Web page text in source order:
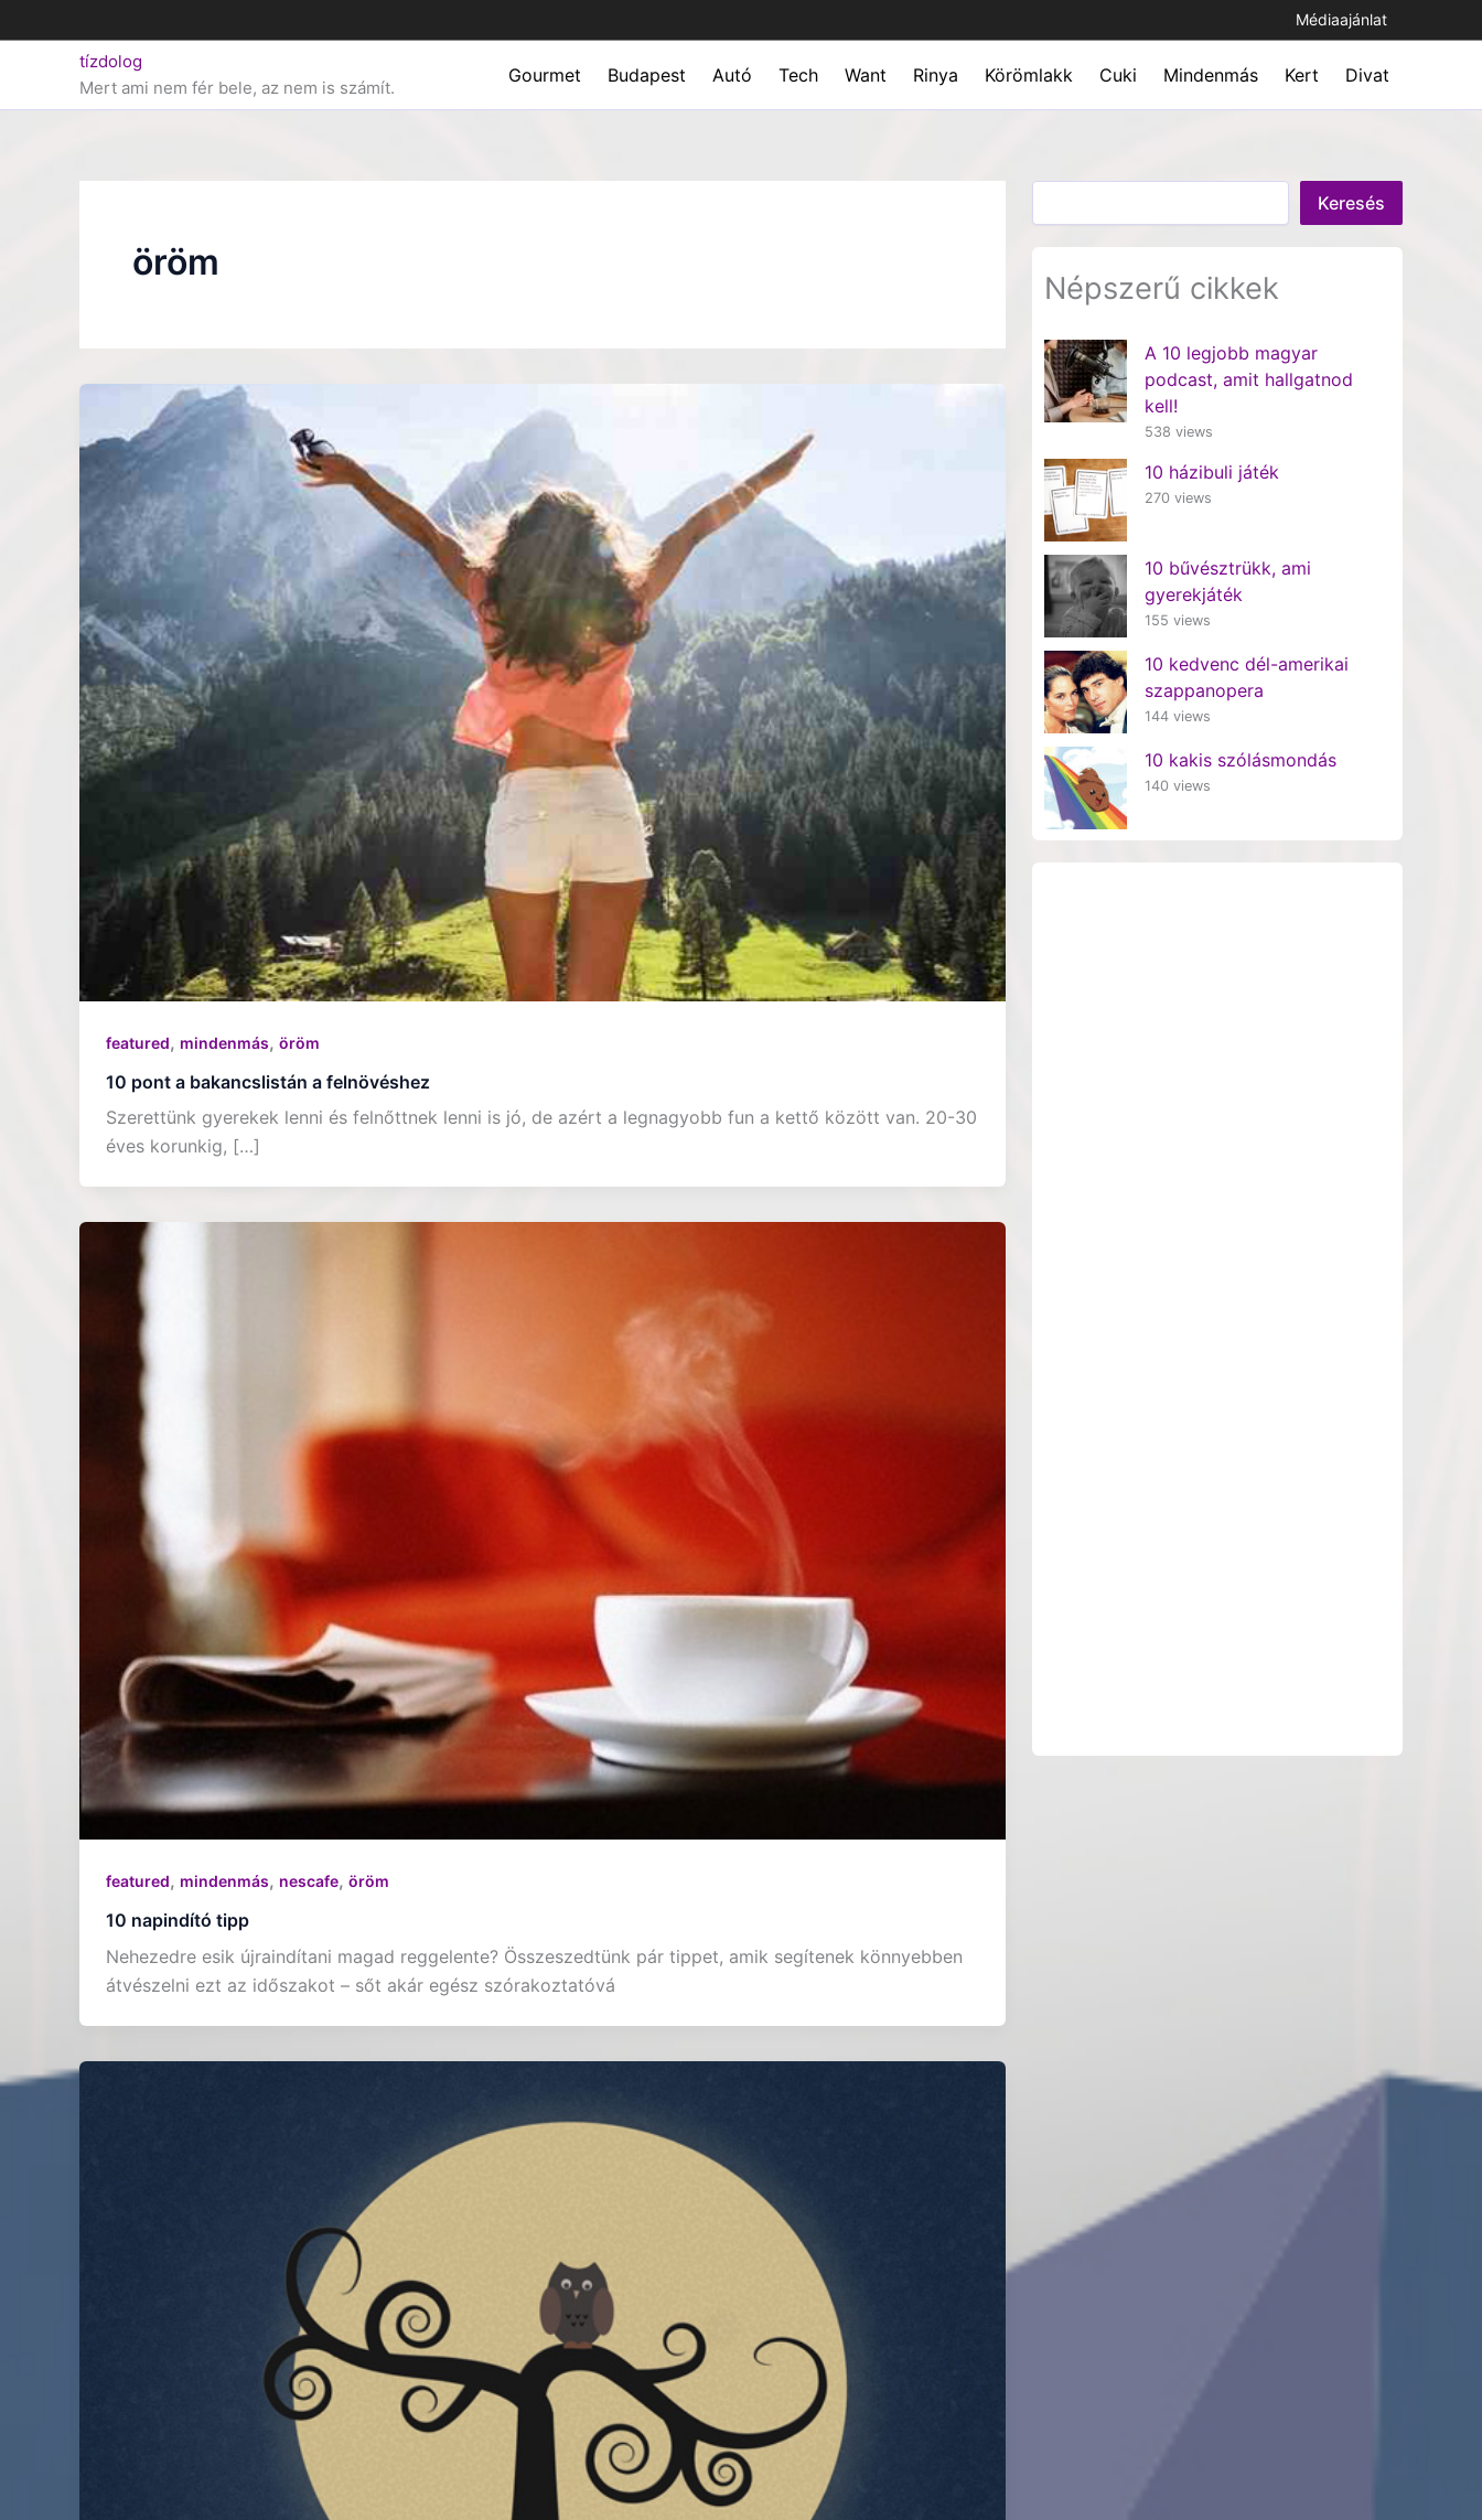
to
Médiaajánlat
tízdolog
Mert ami nem fér bele, az nem is számít.
Gourmet Budapest Autó Tech Want Rinya Körömlakk Cuki Mindenmás Kert Divat
öröm
featured, mindenmás, öröm
10 pont a bakancslistán a felnövéshez
Szerettünk gyerekek lenni és felnőttnek lenni is jó, de azért a legnagyobb fun a kettő között van. 20-30
éves korunkig, […]
featured, mindenmás, nescafe, öröm
10 napindító tipp
Nehezedre esik újraindítani magad reggelente? Összeszedtünk pár tippet, amik segítenek könnyebben
átvészelni ezt az időszakot – sőt akár egész szórakoztatóvá
Keresés
Népszerű cikkek
A 10 legjobb magyar
podcast, amit hallgatnod
kell!
538 views
10 házibuli játék
270 views
10 bűvésztrükk, ami
gyerekjáték
155 views
10 kedvenc dél-amerikai
szappanopera
144 views
10 kakis szólásmondás
140 views